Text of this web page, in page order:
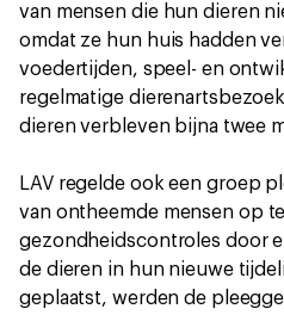
van mensen die hun dieren
omdat ze hun huis hadden
voedertijden, speel- en
regelmatige
dieren verbleven bijna twee
LAV regelde ook een groep
van ontheemde mensen op
gezondheidscontroles door
de dieren in hun nieuwe
geplaatst, werden de